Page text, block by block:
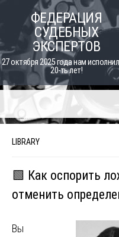
content
ФЕДЕРАЦИЯ
СУДЕБНЫХ
ЭКСПЕРТОВ
27 октября 2025 года нам
20-ть лет!
LIBRARY
🟩 Как оспорить
отменить
Вы